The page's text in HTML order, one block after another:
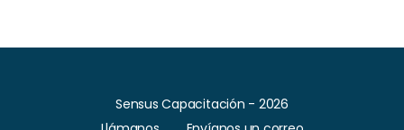
Sensus Capacitación - 2026